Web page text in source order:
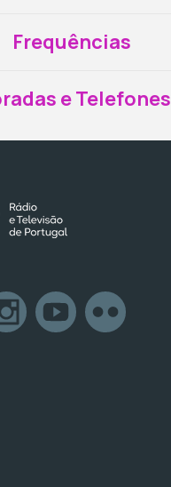
Frequências
e Telefones